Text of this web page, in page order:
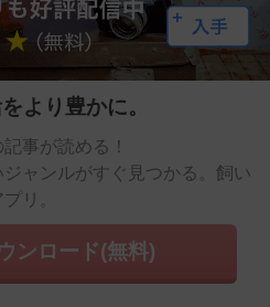
より豊かに。
事が読める！
ャンルがすぐ見つかる。飼い
リ。
ンロード(無料)